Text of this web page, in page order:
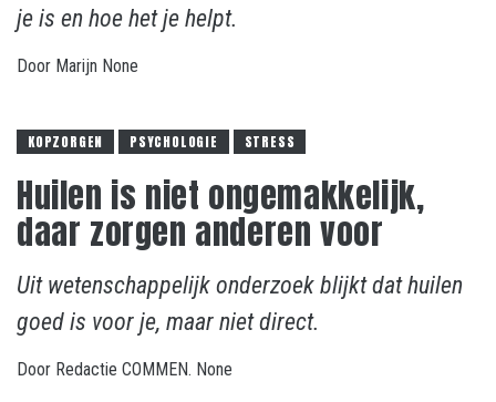
je is en hoe het je helpt.
Door Marijn None
KOPZORGEN PSYCHOLOGIE STRESS
Huilen is niet ongemakkelijk,
daar zorgen anderen voor
Uit wetenschappelijk onderzoek blijkt dat huilen
goed is voor je, maar niet direct.
Door Redactie COMMEN. None